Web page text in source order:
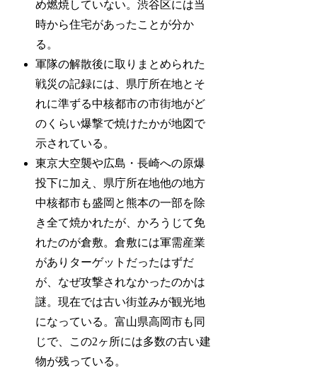
め燃焼していない。渋谷区には当
時から住宅があったことが分か
る。
軍隊の解散後に取りまとめられた
戦災の記録には、県庁所在地とそ
れに準ずる中核都市の市街地がど
のくらい爆撃で焼けたかが地図で
示されている。
東京大空襲や広島・長崎への原爆
投下に加え、県庁所在地他の地方
中核都市も盛岡と熊本の一部を除
き全て焼かれたが、かろうじて免
れたのが倉敷。倉敷には軍需産業
がありターゲットだったはずだ
が、なぜ攻撃されなかったのかは
謎。現在では古い街並みが観光地
になっている。富山県高岡市も同
じで、この2ヶ所には多数の古い建
物が残っている。